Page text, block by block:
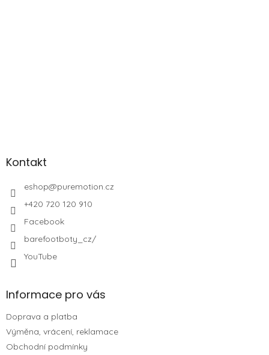
Kontakt
eshop@puremotion.cz
+420 720 120 910
Facebook
barefootboty_cz/
YouTube
Informace pro vás
Doprava a platba
Výměna, vrácení, reklamace
Obchodní podmínky